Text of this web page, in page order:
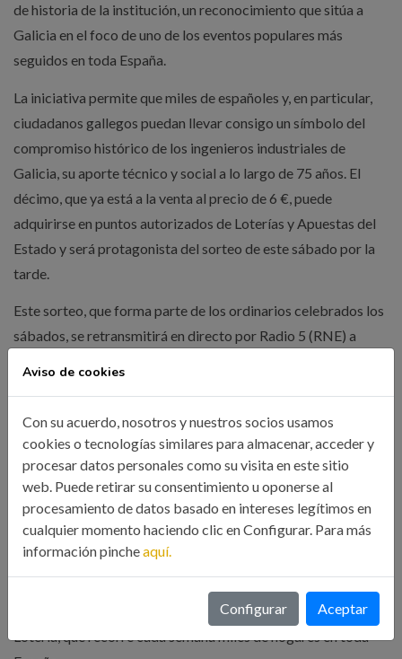
de historia de la institución, un reconocimiento que sitúa a
Galicia en el foco de uno de los eventos populares más
seguidos en toda España.
La iniciativa permite que miles de españoles y, en particular,
ciudadanos gallegos puedan llevar consigo un símbolo del
compromiso histórico de los ingenieros industriales de
Galicia, su aporte técnico y social a lo largo de 75 años. El
décimo, que ya está a la venta al precio de 6 €, puede
adquirirse en puntos autorizados de Loterías y Apuestas del
Estado y será protagonista del sorteo de este sábado por la
tarde.
Este sorteo, que forma parte de los ordinarios celebrados los
sábados, se retransmitirá en directo por Radio 5 (RNE) a
Para el ICOIIG, con sede en A Coruña y más de 1.500
colegiados repartidos por toda Galicia, este reconocimiento
significa una oportunidad única para dar visibilidad a la
importancia de la ingeniería industrial en el desarrollo
económico, tecnológico y social de la comunidad autónoma.
Con el décimo de la Lotería Nacional dedicado al 75.º
relevancia en un símbolo festivo y multitudinario como es la
Aviso de cookies
Con su acuerdo, nosotros y nuestros socios usamos
cookies o tecnologías similares para almacenar, acceder y
procesar datos personales como su visita en este sitio
web. Puede retirar su consentimiento u oponerse al
procesamiento de datos basado en intereses legítimos en
cualquier momento haciendo clic en Configurar. Para más
información pincheaquí.
Configurar Aceptar